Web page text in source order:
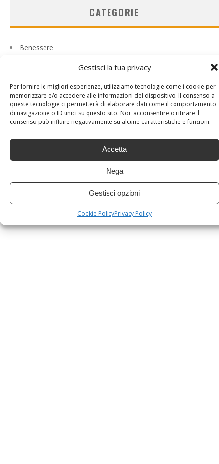
Gestisci la tua privacy
Per fornire le migliori esperienze, utilizziamo tecnologie come i cookie per
memorizzare e/o accedere alle informazioni del dispositivo. Il consenso a
queste tecnologie ci permetterà di elaborare dati come il comportamento
di navigazione o ID unici su questo sito. Non acconsentire o ritirare il
consenso può influire negativamente su alcune caratteristiche e funzioni.
Accetta
Nega
Gestisci opzioni
Cookie PolicyPrivacy Policy
CATEGORIE
Benessere
Senza categoria
Tech
Viaggi